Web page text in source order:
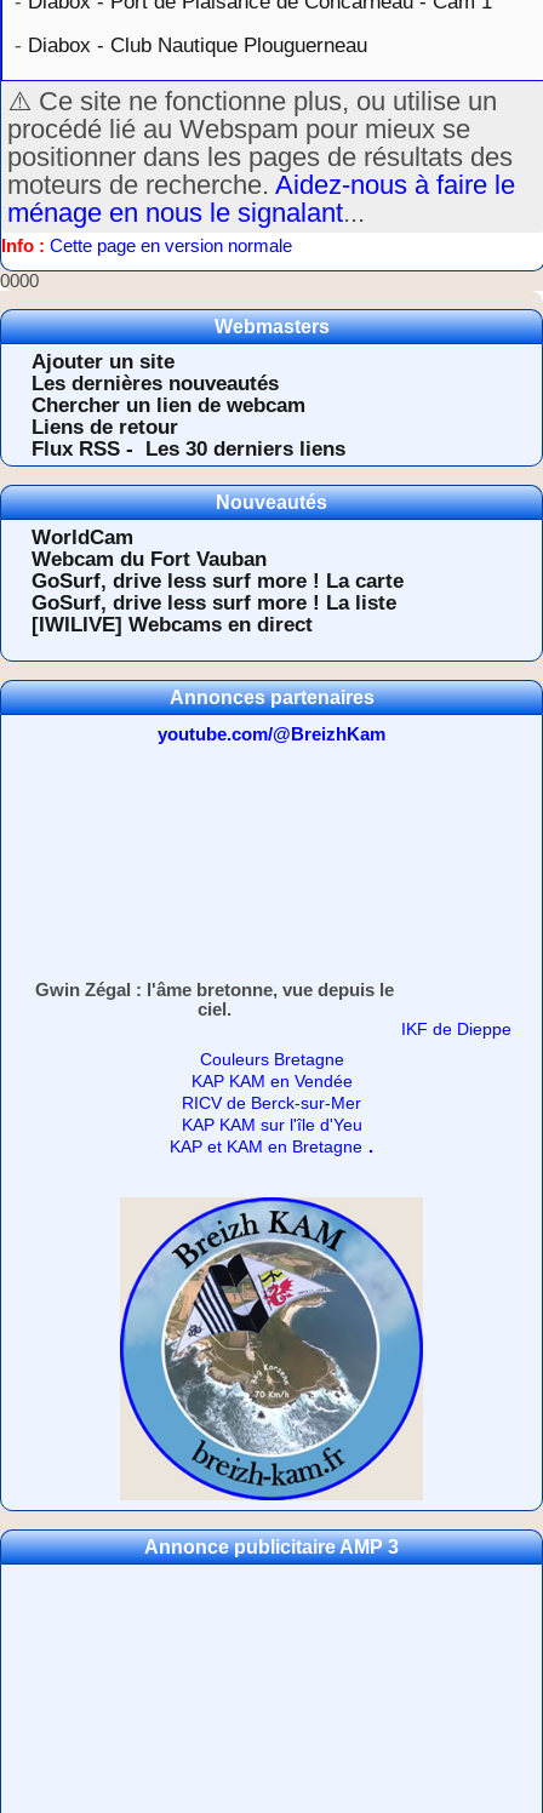
- Diabox - Club Nautique Plouguerneau
⚠️ Ce site ne fonctionne plus, ou utilise un
procédé lié au Webspam pour mieux se
positionner dans les pages de résultats des
moteurs de recherche. Aidez-nous à faire le
ménage en nous le signalant...
Info : Cette page en version normale
0000
Webmasters
Ajouter un site
Les dernières nouveautés
Chercher un lien de webcam
Liens de retour
Flux RSS -
Les 30 derniers liens
Nouveautés
WorldCam
Webcam du Fort Vauban
GoSurf, drive less surf more ! La carte
GoSurf, drive less surf more ! La liste
[IWILIVE] Webcams en direct
Annonces partenaires
youtube.com/@BreizhKam
Gwin Zégal : l'âme bretonne, vue depuis le
ciel.
IKF de Dieppe
Couleurs Bretagne
KAP KAM en Vendée
RICV de Berck-sur-Mer
KAP KAM sur l'île d'Yeu
KAP et KAM en Bretagne .
Annonce publicitaire AMP 3